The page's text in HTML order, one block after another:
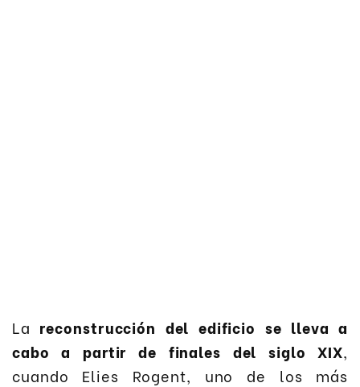
La reconstrucción del edificio se lleva a
cabo a partir de finales del siglo XIX,
cuando Elies Rogent, uno de los más